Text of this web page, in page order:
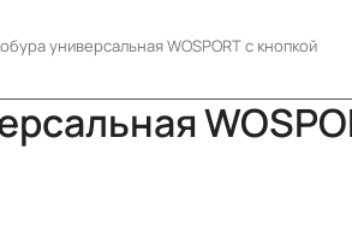
универсальная WOSPORT с кнопкой